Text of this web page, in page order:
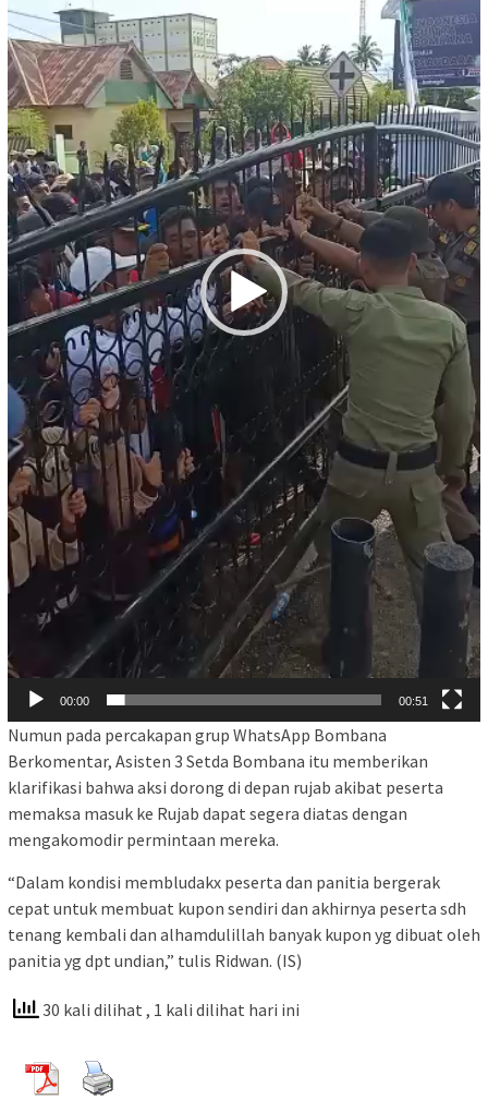
00:00 00:51
Numun pada percakapan grup WhatsApp Bombana
Berkomentar, Asisten 3 Setda Bombana itu memberikan
klarifikasi bahwa aksi dorong di depan rujab akibat peserta
memaksa masuk ke Rujab dapat segera diatas dengan
mengakomodir permintaan mereka.
“Dalam kondisi membludakx peserta dan panitia bergerak
cepat untuk membuat kupon sendiri dan akhirnya peserta sdh
tenang kembali dan alhamdulillah banyak kupon yg dibuat oleh
panitia yg dpt undian,” tulis Ridwan. (IS)
30 kali dilihat , 1 kali dilihat hari ini